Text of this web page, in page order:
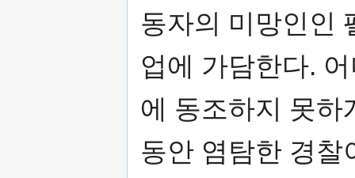
동자의 미망인인
업에 가담한다.
에 동조하지 못하
동안 염탐한 경찰